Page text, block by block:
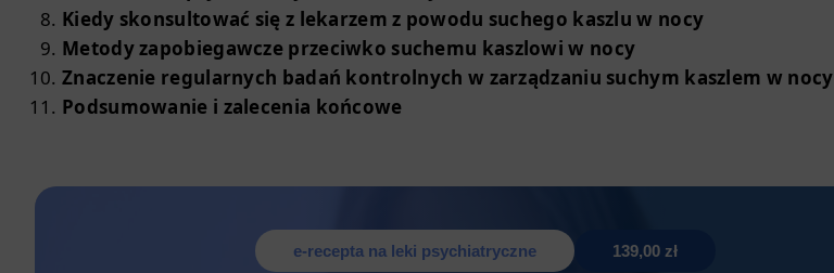
Kiedy skonsultować się z lekarzem z powodu suchego kaszlu w nocy
Metody zapobiegawcze przeciwko suchemu kaszlowi w nocy
Znaczenie regularnych badań kontrolnych w zarządzaniu suchym kaszlem w nocy
Podsumowanie i zalecenia końcowe
e-recepta na leki psychiatryczne 139,00 zł